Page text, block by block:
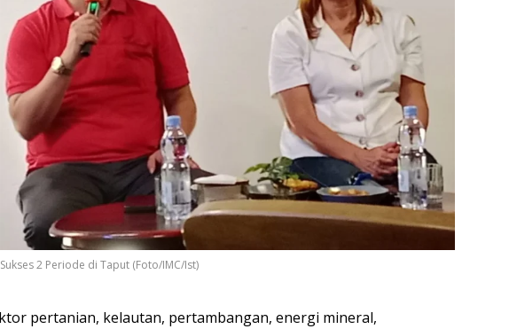
Sukses 2 Periode di Taput (Foto/IMC/Ist)
pertanian, kelautan, pertambangan, energi mineral,